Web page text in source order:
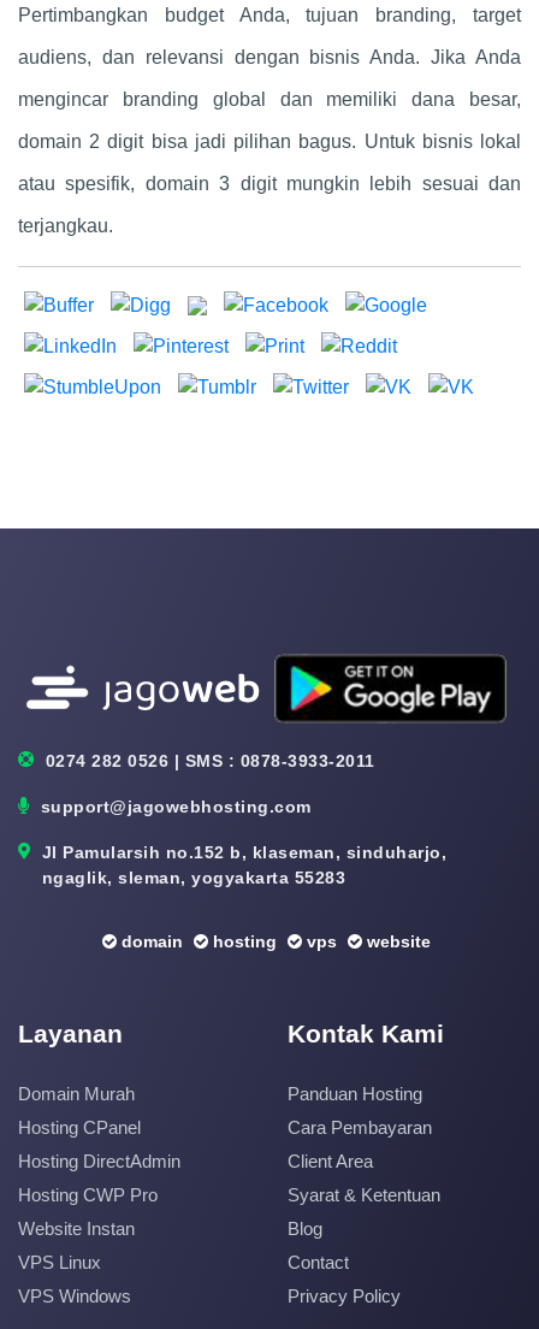
Pertimbangkan budget Anda, tujuan branding, target
audiens, dan relevansi dengan bisnis Anda. Jika Anda
mengincar branding global dan memiliki dana besar,
domain 2 digit bisa jadi pilihan bagus. Untuk bisnis lokal
atau spesifik, domain 3 digit mungkin lebih sesuai dan
terjangkau.
0274 282 0526 | SMS : 0878-3933-2011
support@jagowebhosting.com
Jl Pamularsih no.152 b, klaseman, sinduharjo,
ngaglik, sleman, yogyakarta 55283
domain hosting vps website
Layanan
Domain Murah
Hosting CPanel
Hosting DirectAdmin
Hosting CWP Pro
Website Instan
VPS Linux
VPS Windows
Kontak Kami
Panduan Hosting
Cara Pembayaran
Client Area
Syarat & Ketentuan
Blog
Contact
Privacy Policy